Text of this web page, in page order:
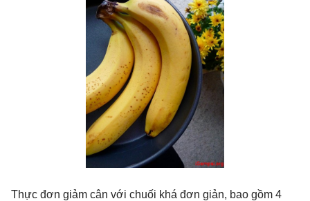
Thực đơn giảm cân với chuối khá đơn giản, bao gồm 4